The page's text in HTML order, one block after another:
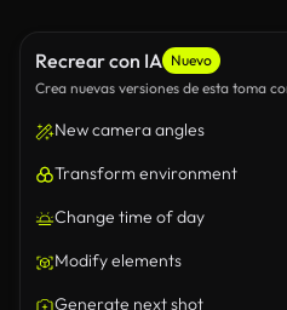
Recrear con IA Nuevo
Crea nuevas versiones de esta toma
New camera angles
Transform environment
Change time of day
Modify elements
Generate next shot